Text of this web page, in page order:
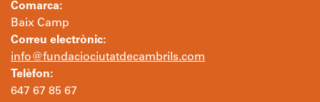
Comarca:
Baix Camp
Correu electrònic:
info@fundaciociutatdecambrils.com
Telèfon:
647 67 85 67